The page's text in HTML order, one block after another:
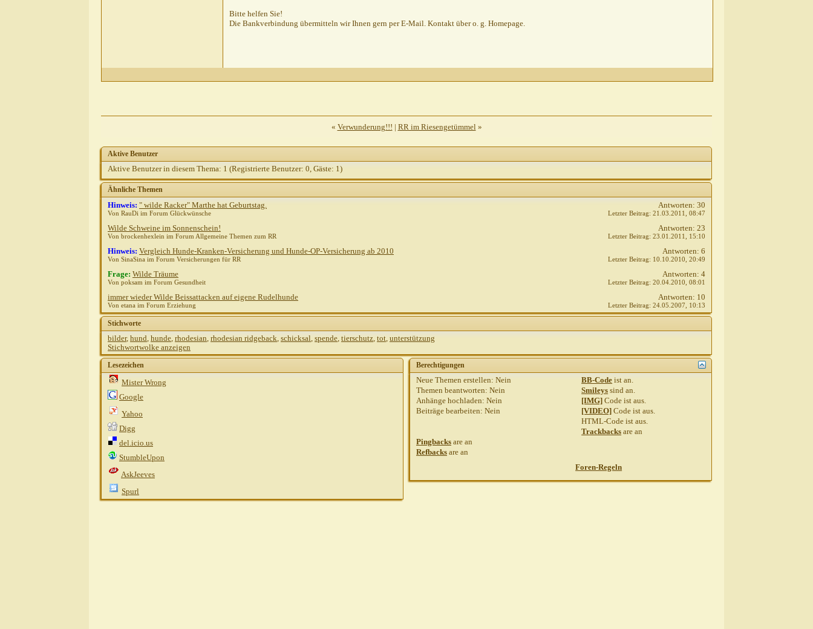
Bitte helfen Sie!
Die Bankverbindung übermitteln wir Ihnen gern per E-Mail. Kontakt über o. g. Homepage.
« Verwunderung!!! | RR im Riesengetümmel »
Aktive Benutzer
Aktive Benutzer in diesem Thema: 1 (Registrierte Benutzer: 0, Gäste: 1)
Ähnliche Themen
Hinweis: " wilde Racker" Marthe hat Geburtstag.
Von RauDi im Forum Glückwünsche
Antworten: 30
Letzter Beitrag: 21.03.2011, 08:47
Wilde Schweine im Sonnenschein!
Von brockenhexlein im Forum Allgemeine Themen zum RR
Antworten: 23
Letzter Beitrag: 23.01.2011, 15:10
Hinweis: Vergleich Hunde-Kranken-Versicherung und Hunde-OP-Versicherung ab 2010
Von SinaSina im Forum Versicherungen für RR
Antworten: 6
Letzter Beitrag: 10.10.2010, 20:49
Frage: Wilde Träume
Von poksam im Forum Gesundheit
Antworten: 4
Letzter Beitrag: 20.04.2010, 08:01
immer wieder Wilde Beissattacken auf eigene Rudelhunde
Von etana im Forum Erziehung
Antworten: 10
Letzter Beitrag: 24.05.2007, 10:13
Stichworte
bilder, hund, hunde, rhodesian, rhodesian ridgeback, schicksal, spende, tierschutz, tot, unterstützung
Stichwortwolke anzeigen
Lesezeichen
Mister Wrong
Google
Yahoo
Digg
del.icio.us
StumbleUpon
AskJeeves
Spurl
Berechtigungen
Neue Themen erstellen:Nein
Themen beantworten:Nein
Anhänge hochladen:Nein
Beiträge bearbeiten:Nein
BB-Code istan.
Smileys sindan.
[IMG] Code istaus.
[VIDEO] Code istaus.
HTML-Code istaus.
Trackbacks arean
Pingbacks arean
Refbacks arean
Foren-Regeln